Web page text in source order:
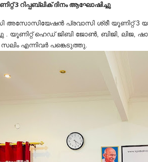
3 റിപ്പബ്ലിക് ദിനം ആഘോഷിച്ചു
അസോസിയേഷൻ പ്രവാസി ശ്രീ യൂണിറ്റ് 3
യൂണിറ്റ് ഹെഡ് ജിബി ജോൺ, ബിജി, ലിജ,
എന്നിവർ പങ്കെടുത്തു.